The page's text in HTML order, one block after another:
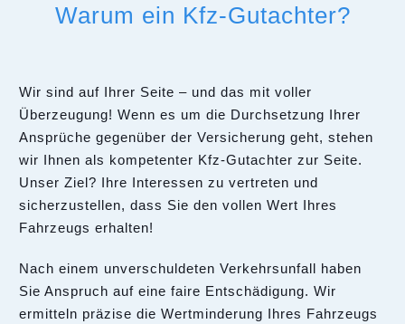
Warum ein Kfz-Gutachter?
Wir sind auf Ihrer Seite – und das mit voller
Überzeugung! Wenn es um die Durchsetzung Ihrer
Ansprüche gegenüber der Versicherung geht, stehen
wir Ihnen als kompetenter Kfz-Gutachter zur Seite.
Unser Ziel? Ihre Interessen zu vertreten und
sicherzustellen, dass Sie den vollen Wert Ihres
Fahrzeugs erhalten!
Nach einem unverschuldeten Verkehrsunfall haben
Sie Anspruch auf eine faire Entschädigung. Wir
ermitteln präzise die Wertminderung Ihres Fahrzeugs